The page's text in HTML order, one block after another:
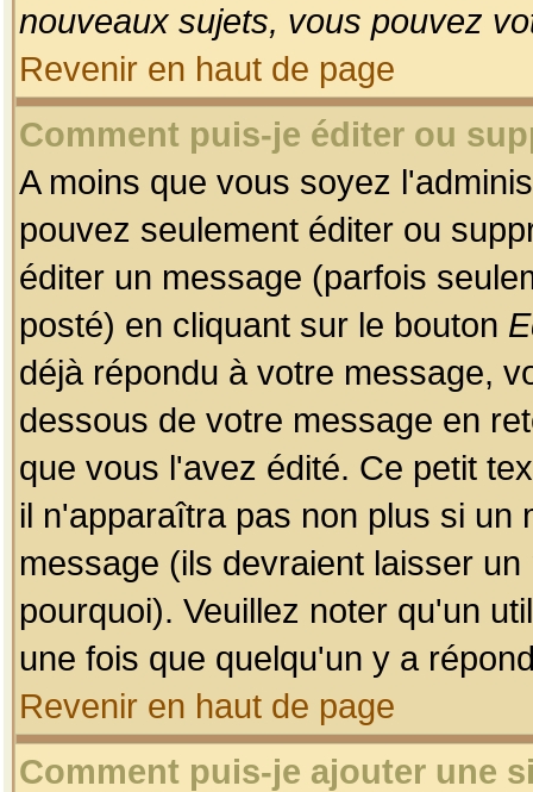
nouveaux sujets, vous pouvez
Revenir en haut de page
Comment puis-je éditer ou
A moins que vous soyez
pouvez seulement éditer ou
éditer un message (parfois
posté) en cliquant sur le bouton
déjà répondu à votre message,
dessous de votre message en
que vous l'avez édité. Ce petit
il n'apparaîtra pas non plus si un
message (ils devraient laisser
pourquoi). Veuillez noter qu'un
une fois que quelqu'un y a
Revenir en haut de page
Comment puis-je ajouter une